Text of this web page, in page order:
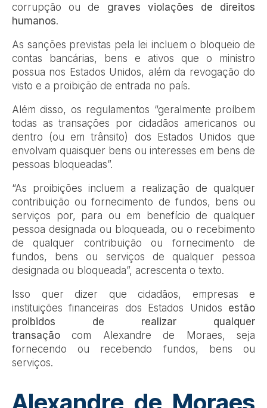
corrupção ou de graves violações de direitos
humanos.
As sanções previstas pela lei incluem o bloqueio de
contas bancárias, bens e ativos que o ministro
possua nos Estados Unidos, além da revogação do
visto e a proibição de entrada no país.
Além disso, os regulamentos “geralmente proíbem
todas as transações por cidadãos americanos ou
dentro (ou em trânsito) dos Estados Unidos que
envolvam quaisquer bens ou interesses em bens de
pessoas bloqueadas”.
“As proibições incluem a realização de qualquer
contribuição ou fornecimento de fundos, bens ou
serviços por, para ou em benefício de qualquer
pessoa designada ou bloqueada, ou o recebimento
de qualquer contribuição ou fornecimento de
fundos, bens ou serviços de qualquer pessoa
designada ou bloqueada”, acrescenta o texto.
Isso quer dizer que cidadãos, empresas e
instituições financeiras dos Estados Unidos estão
proibidos de realizar qualquer
transação com Alexandre de Moraes, seja
fornecendo ou recebendo fundos, bens ou
serviços.